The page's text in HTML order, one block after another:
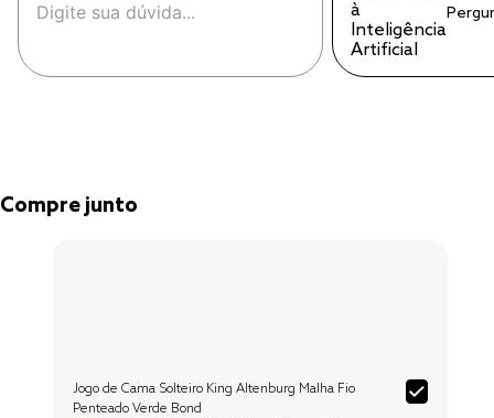
Compre junto
Jogo de Cama Solteiro King Altenburg Malha Fio
Penteado Verde Bond